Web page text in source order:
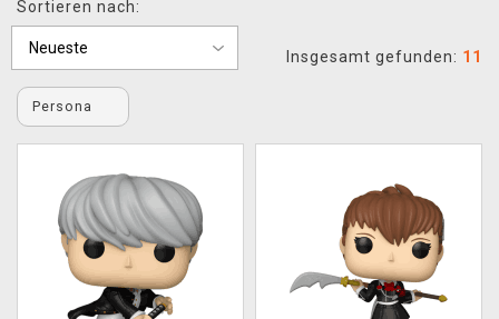
XZONE CLUB
Sortieren nach:
Insgesamt gefunden: 11
Persona